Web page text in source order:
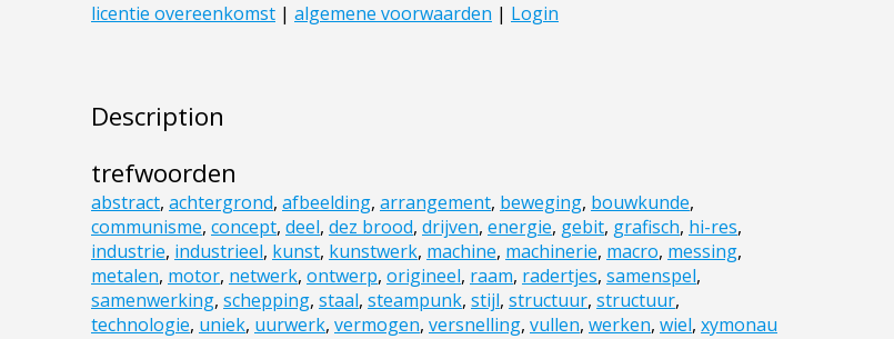
Description
trefwoorden
abstract, achtergrond, afbeelding, arrangement, beweging, bouwkunde,
communisme, concept, deel, dez brood, drijven, energie, gebit, grafisch, hi-res,
industrie, industrieel, kunst, kunstwerk, machine, machinerie, macro, messing,
metalen, motor, netwerk, ontwerp, origineel, raam, radertjes, samenspel,
samenwerking, schepping, staal, steampunk, stijl, structuur, structuur,
technologie, uniek, uurwerk, vermogen, versnelling, vullen, werken, wiel, xymonau